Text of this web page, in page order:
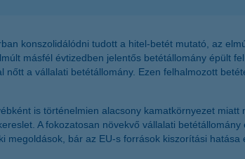
konszolidálódni tudott a hitel-betét mutató, az
másfél évtizedben jelentős betétállomány épült
a vállalati betétállomány. Ezen felhalmozott
is történelmien alacsony kamatkörnyezet
A fokozatosan növekvő vállalati
bár az EU-s források kiszorítási hatása